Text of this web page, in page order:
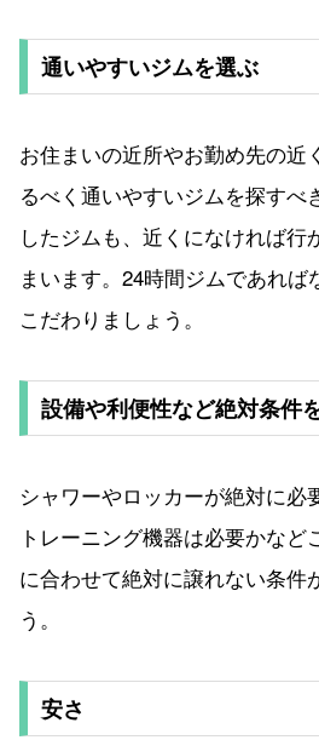
通いやすいジムを選ぶ
お住まいの近所やお勤め先の近
るべく通いやすいジムを探すべ
したジムも、近くになければ行
まいます。24時間ジムであれ
こだわりましょう。
設備や利便性など絶対条件
シャワーやロッカーが絶対に必
トレーニング機器は必要かな
に合わせて絶対に譲れない条件
う。
安さ